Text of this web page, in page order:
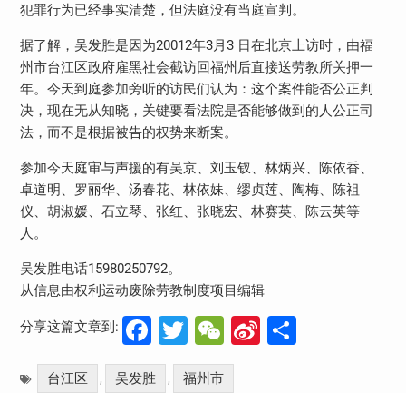
犯罪行为已经事实清楚，但法庭没有当庭宣判。
据了解，吴发胜是因为20012年3月3 日在北京上访时，由福
州市台江区政府雇黑社会截访回福州后直接送劳教所关押一
年。今天到庭参加旁听的访民们认为：这个案件能否公正判
决，现在无从知晓，关键要看法院是否能够做到的人公正司
法，而不是根据被告的权势来断案。
参加今天庭审与声援的有吴京、刘玉钗、林炳兴、陈依香、
卓道明、罗丽华、汤春花、林依妹、缪贞莲、陶梅、陈祖
仪、胡淑媛、石立琴、张红、张晓宏、林赛英、陈云英等
人。
吴发胜电话15980250792。
从信息由权利运动废除劳教制度项目编辑
分享这篇文章到: Facebook
Twitter
WeChat
Sina分
台江区 , 吴发胜 , 福州市